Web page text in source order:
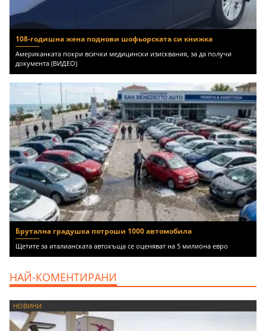
108-годишна жена поднови шофьорската си книжка
Американката покри всички медицински изисквания, за да получи
документа (ВИДЕО)
Брутална градушка потроши 1000 автомобила
Щетите за италианската автокъща се оценяват на 5 милиона евро
НАЙ-КОМЕНТИРАНИ
НОВИНИ